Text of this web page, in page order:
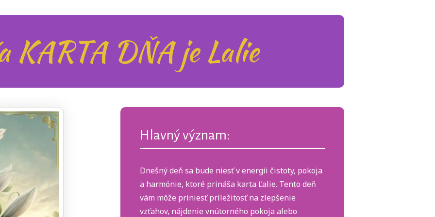
KARTA DŇA je Lalie
Hlavný význam:
Dnešný deň sa bude niesť v energii čistoty, pokoja
a harmónie, ktoré prináša karta Ľalie. Tento deň
vám môže priniesť príležitosť na zlepšenie
vzťahov, nájdenie vnútorného pokoja alebo